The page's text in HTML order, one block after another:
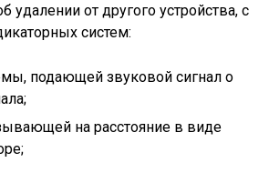
удалении от другого устройства, с
систем:
подающей звуковой сигнал о
на расстояние в виде